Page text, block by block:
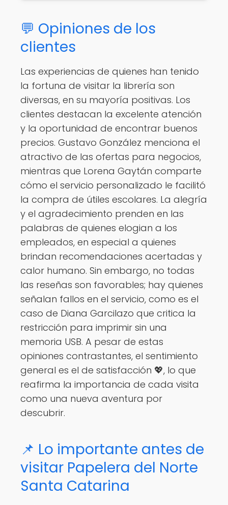
💬 Opiniones de los
clientes
Las experiencias de quienes han tenido
la fortuna de visitar la librería son
diversas, en su mayoría positivas. Los
clientes destacan la excelente atención
y la oportunidad de encontrar buenos
precios. Gustavo González menciona el
atractivo de las ofertas para negocios,
mientras que Lorena Gaytán comparte
cómo el servicio personalizado le facilitó
la compra de útiles escolares. La alegría
y el agradecimiento prenden en las
palabras de quienes elogian a los
empleados, en especial a quienes
brindan recomendaciones acertadas y
calor humano. Sin embargo, no todas
las reseñas son favorables; hay quienes
señalan fallos en el servicio, como es el
caso de Diana Garcilazo que critica la
restricción para imprimir sin una
memoria USB. A pesar de estas
opiniones contrastantes, el sentimiento
general es el de satisfacción 💖, lo que
reafirma la importancia de cada visita
como una nueva aventura por
descubrir.
📌 Lo importante antes de
visitar Papelera del Norte
Santa Catarina